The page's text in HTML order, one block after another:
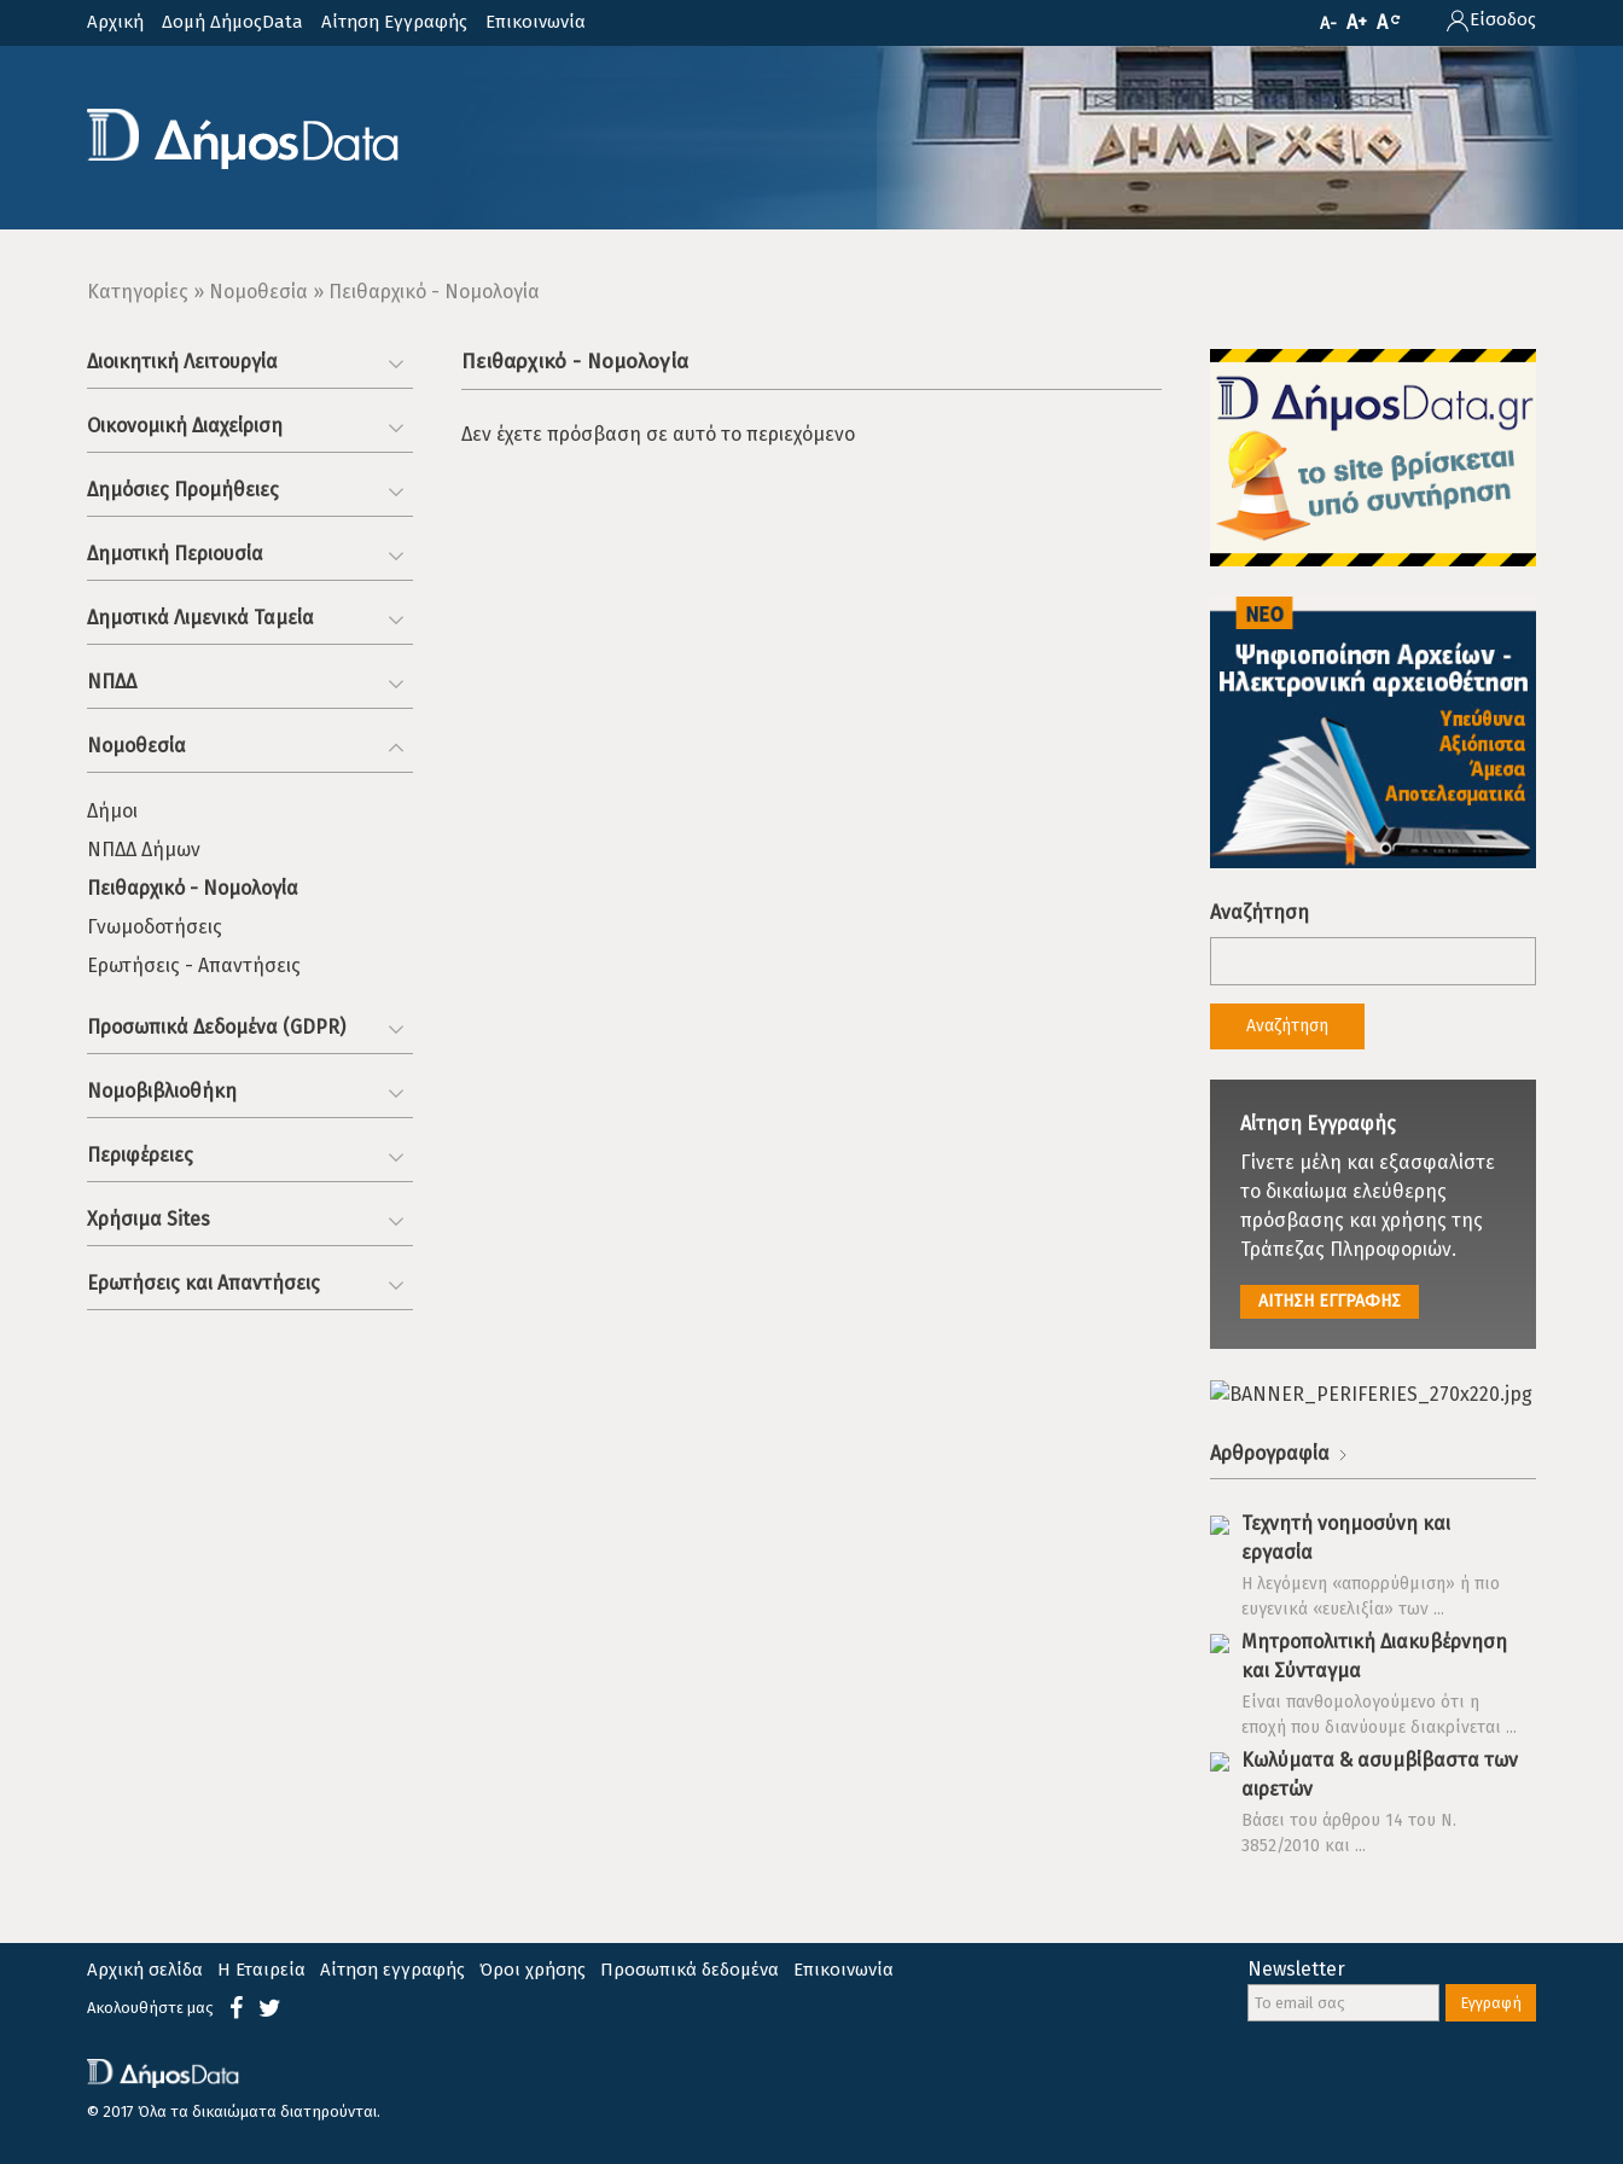
Παράκαμψη
προς
περιεχόμενο
Αρχική Δομή ΔήμοςData Αίτηση Εγγραφής Επικοινωνία A- A+ A Είσοδος
Breadcrumb
Κατηγορίες Νομοθεσία Πειθαρχικό - Νομολογία
Διοικητική Λειτουργία
Οικονομική Διαχείριση
Δημόσιες Προμήθειες
Δημοτική Περιουσία
Δημοτικά Λιμενικά Ταμεία
ΝΠΔΔ
Νομοθεσία
Δήμοι
ΝΠΔΔ Δήμων
Πειθαρχικό - Νομολογία
Γνωμοδοτήσεις
Ερωτήσεις - Απαντήσεις
Προσωπικά Δεδομένα (GDPR)
Νομοβιβλιοθήκη
Περιφέρειες
Χρήσιμα Sites
Ερωτήσεις και Απαντήσεις
Πειθαρχικό - Νομολογία
Δεν έχετε πρόσβαση σε αυτό το περιεχόμενο
Αναζήτηση
Αίτηση Εγγραφής
Γίνετε μέλη και εξασφαλίστε
το δικαίωμα ελεύθερης
πρόσβασης και χρήσης της
Τράπεζας Πληροφοριών.
ΑΙΤΗΣΗ ΕΓΓΡΑΦΗΣ
Αρθρογραφία
Τεχνητή νοημοσύνη και
εργασία
Η λεγόμενη «απορρύθμιση» ή πιο
ευγενικά «ευελιξία» των ...
Μητροπολιτική Διακυβέρνηση
και Σύνταγμα
Είναι πανθομολογούμενο ότι η
εποχή που διανύουμε διακρίνεται ...
Κωλύματα & ασυμβίβαστα των
αιρετών
Βάσει του άρθρου 14 του Ν.
3852/2010 και ...
Αρχική σελίδα Η Εταιρεία Αίτηση εγγραφής Όροι χρήσης Προσωπικά δεδομένα Επικοινωνία
Ακολουθήστε μας
Newsletter
© 2017 Όλα τα δικαιώματα διατηρούνται.